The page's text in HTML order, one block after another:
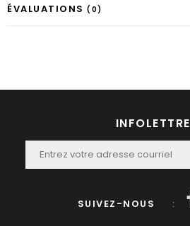
ÉVALUATIONS (0)
INFOLETTRE
SUIVEZ-NOUS :